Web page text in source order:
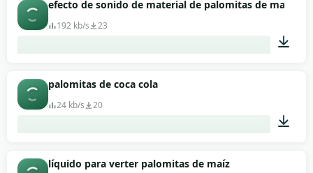
efecto de sonido de material de palomitas de maíz de
192 kb/s 23
palomitas de coca cola
24 kb/s 20
líquido para verter palomitas de maíz